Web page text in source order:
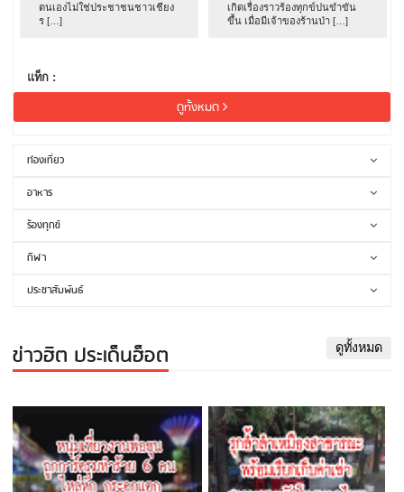
ตนเองไม่ใช่ประชาชนชาวเชียง
ร […]
เกิดเรื่องราวร้องทุกข์ปนขำขัน
ขึ้น เมื่อมีเจ้าของร้านป่า […]
แท็ก :
ดูทั้งหมด
ท่องเที่ยว
อาหาร
ร้องทุกข์
กีฬา
ประชาสัมพันธ์
ข่าวฮิต ประเด็นฮ็อต ดูทั้งหมด